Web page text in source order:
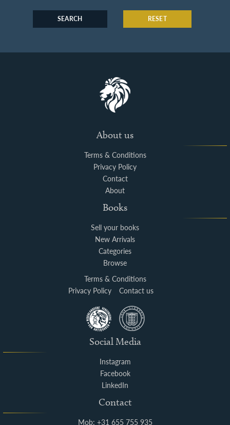
SEARCH RESET
About us
Terms & Conditions
Privacy Policy
Contact
About
Books
Sell your books
New Arrivals
Categories
Browse
Terms & Conditions
Privacy Policy
Contact us
Social Media
Instagram
Facebook
LinkedIn
Contact
Mob: +31 655 755 935